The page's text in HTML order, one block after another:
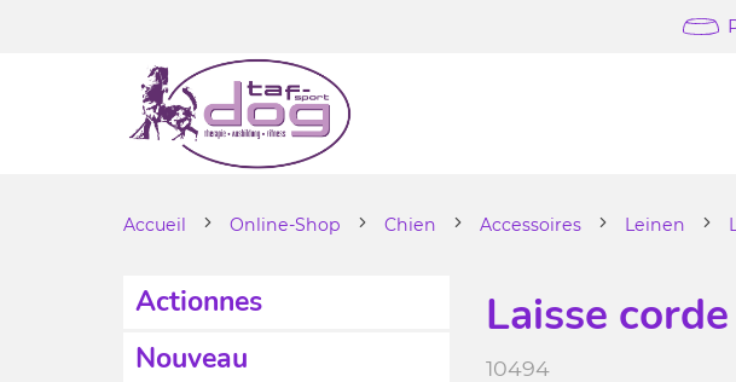
Accueil Online-Shop Chien Accessoires Leinen
Actionnes
Nouveau
Laisse
10494